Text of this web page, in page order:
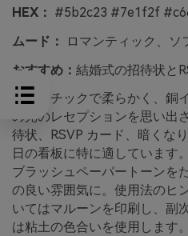
HEX： #5b2c23 #7e1f2f
ムード：
ロマンティック、ソ
おすすめ： 結婚式の招待状と
ロマンチックで柔らかく、銅
の光のレセプションを思い出
待状、RSVP カード、暗くな
日の看板に特に適しています
ブラッシュペーパートーンを
の良い雰囲気に。使用法のヒ
いてはマルーンを印刷し、副
は粘土の色合いを使用します。